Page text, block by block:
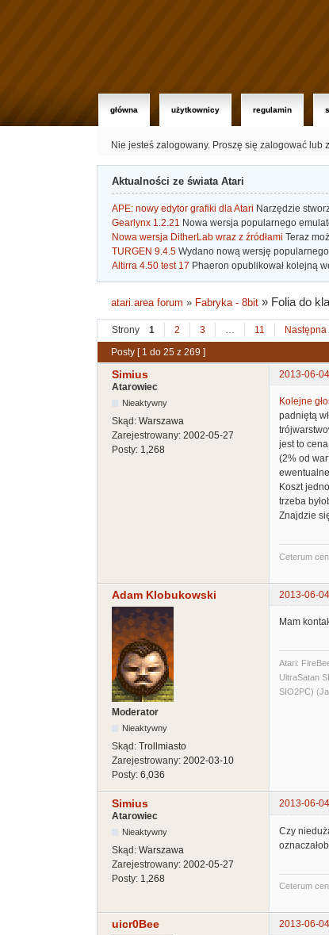
główna użytkownicy regulamin
Nie jesteś zalogowany. Proszę się zalogować lub
Aktualności ze świata Atari
APE: nowy edytor grafiki dla Atari Narzędzie
Gearlynx 1.2.21 Nowa wersja popularnego
Nowa wersja DitherLab wraz z źródłami Teraz
TURGEN 9.4.5 Wydano nową wersję
Altirra 4.50 test 17 Phaeron opublikował kolejną
atari.area forum » Fabryka - 8bit » Folia do
Strony 1 2 3 … 11 Następna
Posty [ 1 do 25 z 269 ]
Simius
2013-06-
Atarowiec
Nieaktywny
Skąd: Warszawa
Zarejestrowany: 2002-05-27
Posty: 1,268
Kolejne
padniętą
jest to
(2% od
Koszt
trzeba
Znajdzie
Ceterum
Adam Klobukowski 2013-06-
Moderator
Nieaktywny
Skąd: Trollmiasto
Zarejestrowany: 2002-03-10
Posty: 6,036
Mam
Atari:
UltraSatan
SIO2PC)
Simius
2013-06-
Atarowiec
Nieaktywny
Skąd: Warszawa
Zarejestrowany: 2002-05-27
Posty: 1,268
Czy
Ceterum
uicr0Bee 2013-06-